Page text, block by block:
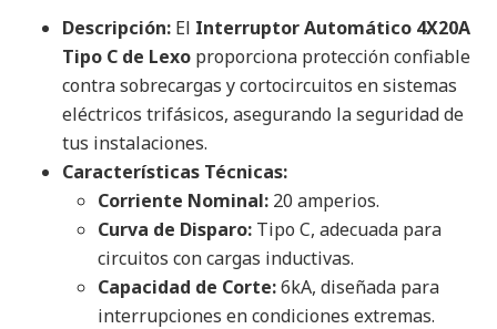
Descripción: El Interruptor Automático 4X20A
Tipo C de Lexo proporciona protección confiable
contra sobrecargas y cortocircuitos en sistemas
eléctricos trifásicos, asegurando la seguridad de
tus instalaciones.
Características Técnicas:
Corriente Nominal: 20 amperios.
Curva de Disparo: Tipo C, adecuada para
circuitos con cargas inductivas.
Capacidad de Corte:6kA, diseñada para
interrupciones en condiciones extremas.